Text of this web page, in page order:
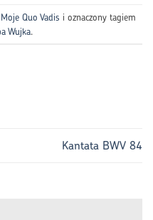
Quo Vadis i oznaczony tagiem
Wujka.
Kantata BWV 84